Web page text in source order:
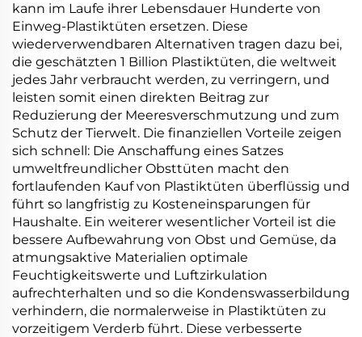
kann im Laufe ihrer Lebensdauer Hunderte von
Einweg-Plastiktüten ersetzen. Diese
wiederverwendbaren Alternativen tragen dazu bei,
die geschätzten 1 Billion Plastiktüten, die weltweit
jedes Jahr verbraucht werden, zu verringern, und
leisten somit einen direkten Beitrag zur
Reduzierung der Meeresverschmutzung und zum
Schutz der Tierwelt. Die finanziellen Vorteile zeigen
sich schnell: Die Anschaffung eines Satzes
umweltfreundlicher Obsttüten macht den
fortlaufenden Kauf von Plastiktüten überflüssig und
führt so langfristig zu Kosteneinsparungen für
Haushalte. Ein weiterer wesentlicher Vorteil ist die
bessere Aufbewahrung von Obst und Gemüse, da
atmungsaktive Materialien optimale
Feuchtigkeitswerte und Luftzirkulation
aufrechterhalten und so die Kondenswasserbildung
verhindern, die normalerweise in Plastiktüten zu
vorzeitigem Verderb führt. Diese verbesserte